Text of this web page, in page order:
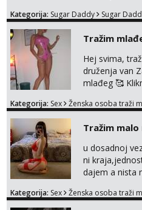
otvorena,
Kategorija: Sugar Daddy Sugar
Tražim
Hej svima,
druženja van
mlađeg 🥰
Kategorija: Sex Ženska osoba traži
Tražim
u dosadnoj
ni
dajem a nista
trazim puno
Kategorija: Sex Ženska osoba traži